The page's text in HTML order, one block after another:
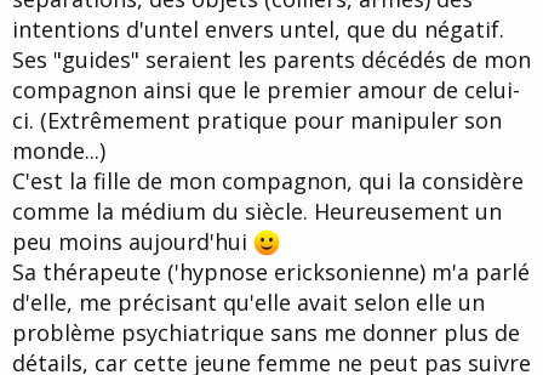
intentions d'untel envers untel, que du négatif.
Ses "guides" seraient les parents décédés de mon
compagnon ainsi que le premier amour de celui-
ci. (Extrêmement pratique pour manipuler son
monde...)
C'est la fille de mon compagnon, qui la considère
comme la médium du siècle. Heureusement un
peu moins aujourd'hui
Sa thérapeute ('hypnose ericksonienne) m'a parlé
d'elle, me précisant qu'elle avait selon elle un
problème psychiatrique sans me donner plus de
détails, car cette jeune femme ne peut pas suivre